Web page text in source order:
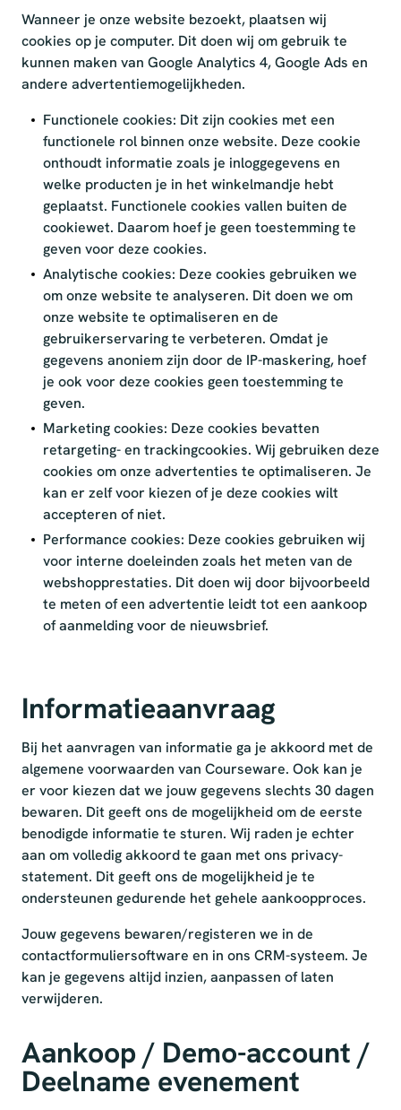
Wanneer je onze website bezoekt, plaatsen wij
cookies op je computer. Dit doen wij om gebruik te
kunnen maken van Google Analytics 4, Google Ads en
andere advertentiemogelijkheden.
Functionele cookies: Dit zijn cookies met een
functionele rol binnen onze website. Deze cookie
onthoudt informatie zoals je inloggegevens en
welke producten je in het winkelmandje hebt
geplaatst. Functionele cookies vallen buiten de
cookiewet. Daarom hoef je geen toestemming te
geven voor deze cookies.
Analytische cookies: Deze cookies gebruiken we
om onze website te analyseren. Dit doen we om
onze website te optimaliseren en de
gebruikerservaring te verbeteren. Omdat je
gegevens anoniem zijn door de IP-maskering, hoef
je ook voor deze cookies geen toestemming te
geven.
Marketing cookies: Deze cookies bevatten
retargeting- en trackingcookies. Wij gebruiken deze
cookies om onze advertenties te optimaliseren. Je
kan er zelf voor kiezen of je deze cookies wilt
accepteren of niet.
Performance cookies: Deze cookies gebruiken wij
voor interne doeleinden zoals het meten van de
webshopprestaties. Dit doen wij door bijvoorbeeld
te meten of een advertentie leidt tot een aankoop
of aanmelding voor de nieuwsbrief.
Informatieaanvraag
Bij het aanvragen van informatie ga je akkoord met de
algemene voorwaarden van Courseware. Ook kan je
er voor kiezen dat we jouw gegevens slechts 30 dagen
bewaren. Dit geeft ons de mogelijkheid om de eerste
benodigde informatie te sturen. Wij raden je echter
aan om volledig akkoord te gaan met ons privacy-
statement. Dit geeft ons de mogelijkheid je te
ondersteunen gedurende het gehele aankoopproces.
Jouw gegevens bewaren/registeren we in de
contactformuliersoftware en in ons CRM-systeem. Je
kan je gegevens altijd inzien, aanpassen of laten
verwijderen.
Aankoop / Demo-account /
Deelname evenement